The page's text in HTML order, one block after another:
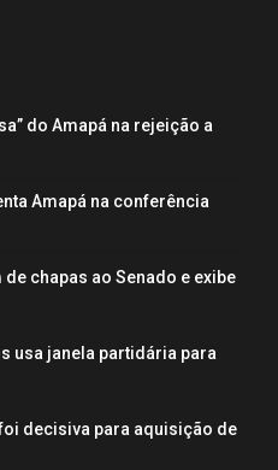
do Amapá na rejeição a
Amapá na conferência
chapas ao Senado e exibe
usa janela partidária para
decisiva para aquisição de